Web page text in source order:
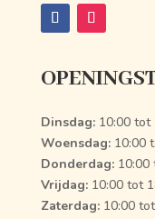
Dinsdag:10:00 tot
Woensdag:10:00
Donderdag:10:00
Vrijdag:10:00 tot
Zaterdag:10:00